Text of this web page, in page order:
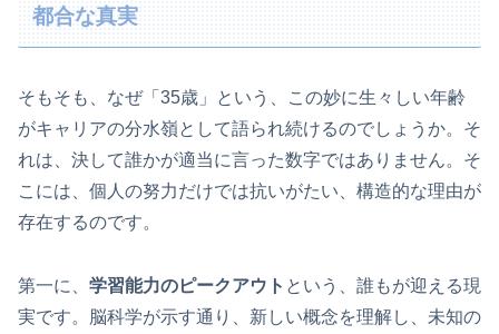
都合な真実
そもそも、なぜ「35歳」という、この妙に生々しい年齢
がキャリアの分水嶺として語られ続けるのでしょうか。そ
れは、決して誰かが適当に言った数字ではありません。そ
こには、個人の努力だけでは抗いがたい、構造的な理由が
存在するのです。
第一に、 学習能力のピークアウト という、誰もが迎える現
実です。脳科学が示す通り、新しい概念を理解し、未知の